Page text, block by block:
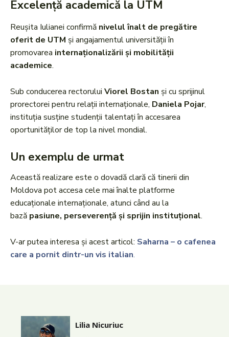
Excelență academică la UTM
Reușita Iulianei confirmă nivelul înalt de pregătire
oferit de UTM și angajamentul universității în
promovarea internaționalizării și mobilității
academice.
Sub conducerea rectorului Viorel Bostan și cu sprijinul
prorectorei pentru relații internaționale, Daniela Pojar,
instituția susține studenții talentați în accesarea
oportunităților de top la nivel mondial.
Un exemplu de urmat
Această realizare este o dovadă clară că tinerii din
Moldova pot accesa cele mai înalte platforme
educaționale internaționale, atunci când au la
bază pasiune, perseverență și sprijin instituțional.
V-ar putea interesa și acest articol: Saharna – o cafenea
care a pornit dintr-un vis italian.
Lilia Nicuriuc